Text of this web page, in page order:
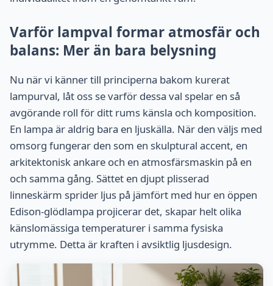
Varför lampval formar atmosfär och
balans: Mer än bara belysning
Nu när vi känner till principerna bakom kurerat
lampurval, låt oss se varför dessa val spelar en så
avgörande roll för ditt rums känsla och komposition.
En lampa är aldrig bara en ljuskälla. När den väljs med
omsorg fungerar den som en skulptural accent, en
arkitektonisk ankare och en atmosfärsmaskin på en
och samma gång. Sättet en djupt plisserad
linneskärm sprider ljus på jämfört med hur en öppen
Edison-glödlampa projicerar det, skapar helt olika
känslomässiga temperaturer i samma fysiska
utrymme. Detta är kraften i avsiktlig ljusdesign.